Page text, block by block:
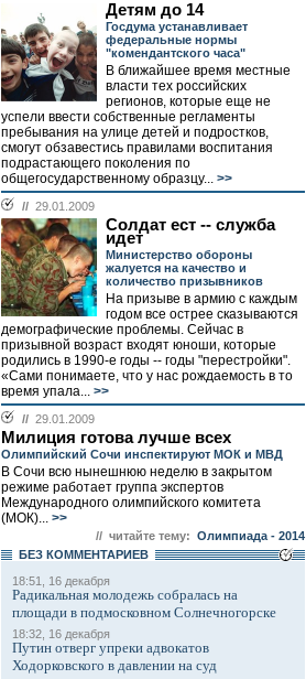
Детям до 14
Госдума устанавливает
федеральные нормы
"комендантского часа"
В ближайшее время местные
власти тех российских
регионов, которые еще не
успели ввести собственные регламенты
пребывания на улице детей и подростков,
смогут обзавестись правилами воспитания
подрастающего поколения по
общегосударственному образцу... >>
// 29.01.2009
Солдат ест -- служба
идет
Министерство обороны
жалуется на качество и
количество призывников
На призыве в армию с каждым
годом все острее сказываются
демографические проблемы. Сейчас в
призывной возраст входят юноши, которые
родились в 1990-е годы -- годы "перестройки".
«Сами понимаете, что у нас рождаемость в то
время упала... >>
// 29.01.2009
Милиция готова лучше всех
Олимпийский Сочи инспектируют МОК и МВД
В Сочи всю нынешнюю неделю в закрытом
режиме работает группа экспертов
Международного олимпийского комитета
(МОК)... >>
// читайте тему: Олимпиада - 2014
БЕЗ КОМMЕНТАРИЕВ
18:51, 16 декабря
Радикальная молодежь собралась на
площади в подмосковном Солнечногорске
18:32, 16 декабря
Путин отверг упреки адвокатов
Ходорковского в давлении на суд